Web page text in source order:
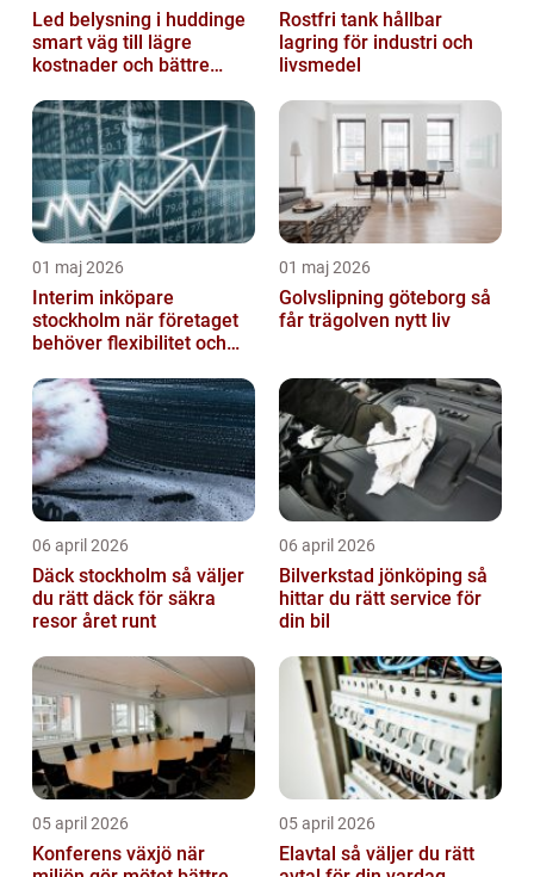
Led belysning i huddinge
smart väg till lägre
kostnader och bättre
Rostfri tank hållbar
lagring för industri och
livsmedel
01 maj 2026
Interim inköpare
stockholm när företaget
behöver flexibilitet och
01 maj 2026
Golvslipning göteborg så
får trägolven nytt liv
06 april 2026
Däck stockholm så väljer
du rätt däck för säkra
resor året runt
06 april 2026
Bilverkstad jönköping så
hittar du rätt service för
din bil
05 april 2026
Konferens växjö när
05 april 2026
Elavtal så väljer du rätt